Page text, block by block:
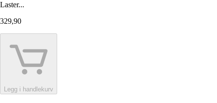
Laster...
329,90
Legg i handlekurv